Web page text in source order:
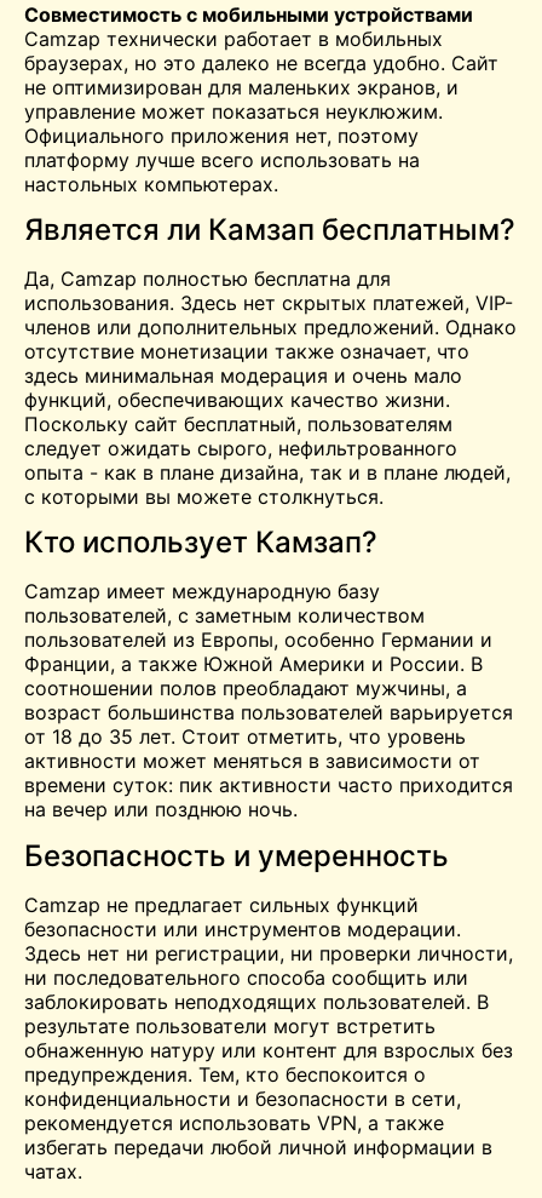
Совместимость с мобильными устройствами
Camzap технически работает в мобильных
браузерах, но это далеко не всегда удобно. Сайт
не оптимизирован для маленьких экранов, и
управление может показаться неуклюжим.
Официального приложения нет, поэтому
платформу лучше всего использовать на
настольных компьютерах.
Является ли Камзап бесплатным?
Да, Camzap полностью бесплатна для
использования. Здесь нет скрытых платежей, VIP-
членов или дополнительных предложений. Однако
отсутствие монетизации также означает, что
здесь минимальная модерация и очень мало
функций, обеспечивающих качество жизни.
Поскольку сайт бесплатный, пользователям
следует ожидать сырого, нефильтрованного
опыта - как в плане дизайна, так и в плане людей,
с которыми вы можете столкнуться.
Кто использует Камзап?
Camzap имеет международную базу
пользователей, с заметным количеством
пользователей из Европы, особенно Германии и
Франции, а также Южной Америки и России. В
соотношении полов преобладают мужчины, а
возраст большинства пользователей варьируется
от 18 до 35 лет. Стоит отметить, что уровень
активности может меняться в зависимости от
времени суток: пик активности часто приходится
на вечер или позднюю ночь.
Безопасность и умеренность
Camzap не предлагает сильных функций
безопасности или инструментов модерации.
Здесь нет ни регистрации, ни проверки личности,
ни последовательного способа сообщить или
заблокировать неподходящих пользователей. В
результате пользователи могут встретить
обнаженную натуру или контент для взрослых без
предупреждения. Тем, кто беспокоится о
конфиденциальности и безопасности в сети,
рекомендуется использовать VPN, а также
избегать передачи любой личной информации в
чатах.